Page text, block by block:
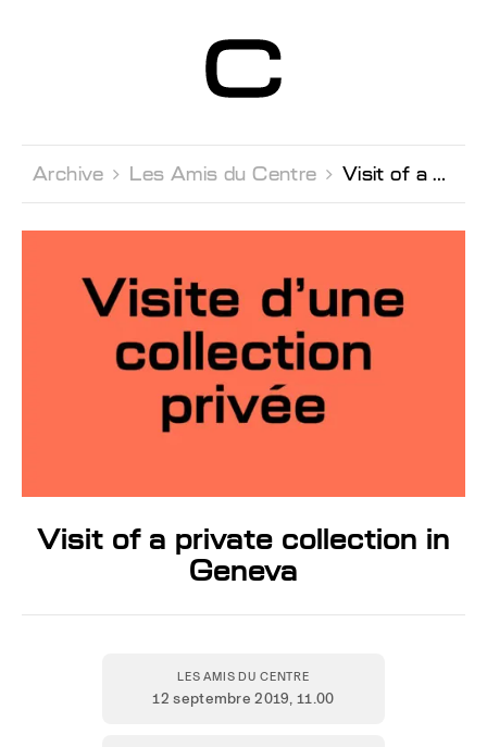
Contemporain
Genève
Archive  Les Amis du Centre  Visit of a private collection in Geneva
Visit of a private collection in
Geneva
LES AMIS DU CENTRE
12 septembre 2019, 11.00